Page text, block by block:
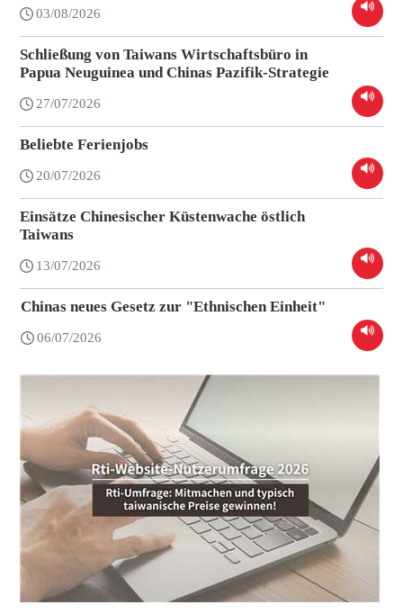
03/08/2026
Schließung von Taiwans Wirtschaftsbüro in
Papua Neuguinea und Chinas Pazifik-Strategie
27/07/2026
Beliebte Ferienjobs
20/07/2026
Einsätze Chinesischer Küstenwache östlich
Taiwans
13/07/2026
Chinas neues Gesetz zur "Ethnischen Einheit"
06/07/2026